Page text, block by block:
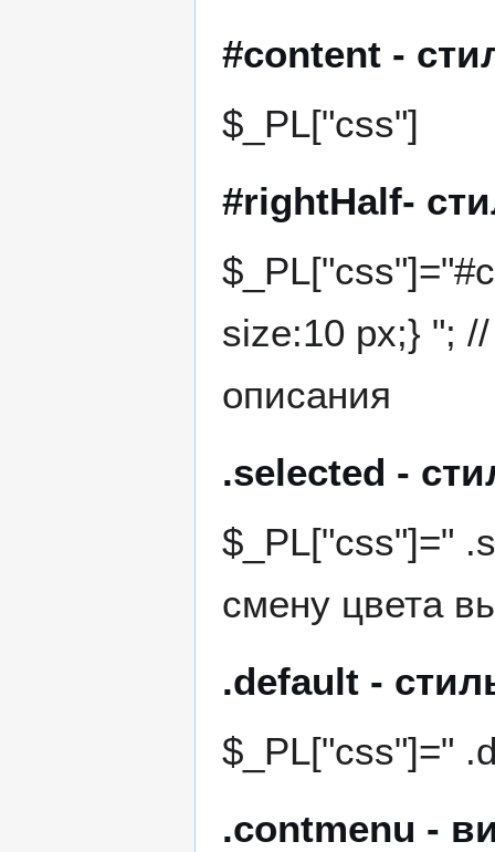
#content -
$_PL["css"]
#rightHalf-
size:10 px;} ";
описания
.selected -
$_PL["css"]="
смену цвета
.default -
$_PL["css"]="
.contmenu -